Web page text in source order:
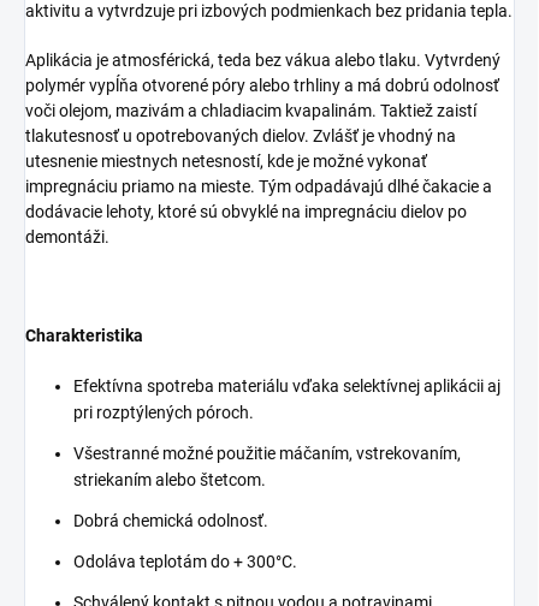
aktivitu a vytvrdzuje pri izbových podmienkach bez pridania tepla.
Aplikácia je atmosférická, teda bez vákua alebo tlaku. Vytvrdený
polymér vypĺňa otvorené póry alebo trhliny a má dobrú odolnosť
voči olejom, mazivám a chladiacim kvapalinám. Taktiež zaistí
tlakutesnosť u opotrebovaných dielov. Zvlášť je vhodný na
utesnenie miestnych netesností, kde je možné vykonať
impregnáciu priamo na mieste. Tým odpadávajú dlhé čakacie a
dodávacie lehoty, ktoré sú obvyklé na impregnáciu dielov po
demontáži.
Charakteristika
Efektívna spotreba materiálu vďaka selektívnej aplikácii aj
pri rozptýlených póroch.
Všestranné možné použitie máčaním, vstrekovaním,
striekaním alebo štetcom.
Dobrá chemická odolnosť.
Odoláva teplotám do + 300°C.